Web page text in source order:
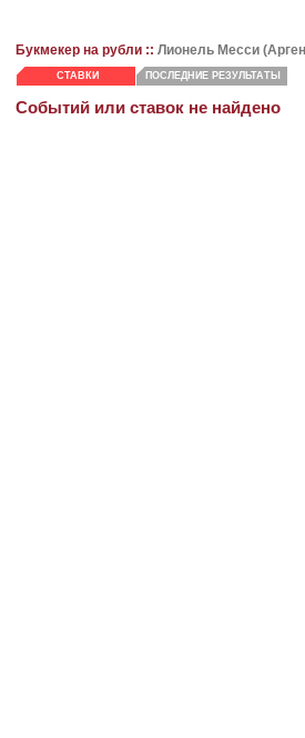
Букмекер на рубли :: Лионель Месси
СТАВКИ ПОСЛЕДНИЕ РЕЗУЛЬТАТЫ
Событий или ставок не найдено